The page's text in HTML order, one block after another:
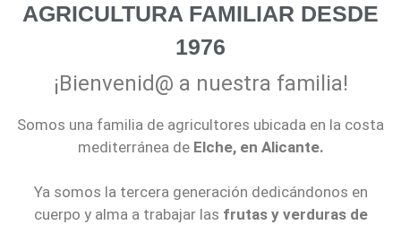
AGRICULTURA FAMILIAR DESDE
1976
¡Bienvenid@ a nuestra familia!
Somos una familia de agricultores ubicada en la costa
mediterránea de Elche, en Alicante.
Ya somos la tercera generación dedicándonos en
cuerpo y alma a trabajar las frutas y verduras de